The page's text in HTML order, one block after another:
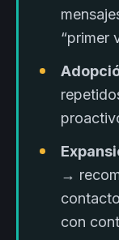
“primer
→
con